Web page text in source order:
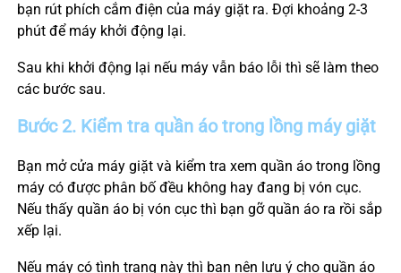
bạn rút phích cắm điện của máy giặt ra. Đợi khoảng 2-3
phút để máy khởi động lại.
Sau khi khởi động lại nếu máy vẫn báo lỗi thì sẽ làm theo
các bước sau.
Bước 2. Kiểm tra quần áo trong lồng máy giặt
Bạn mở cửa máy giặt và kiểm tra xem quần áo trong lồng
máy có được phân bố đều không hay đang bị vón cục.
Nếu thấy quần áo bị vón cục thì bạn gỡ quần áo ra rồi sắp
xếp lại.
Nếu máy có tình trạng này thì bạn nên lưu ý cho quần áo